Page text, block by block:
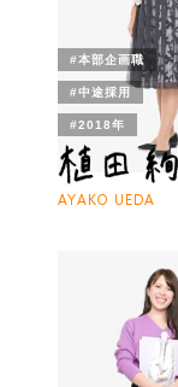
AYAKO UEDA
#本部企画職
#中途採用
#2018年